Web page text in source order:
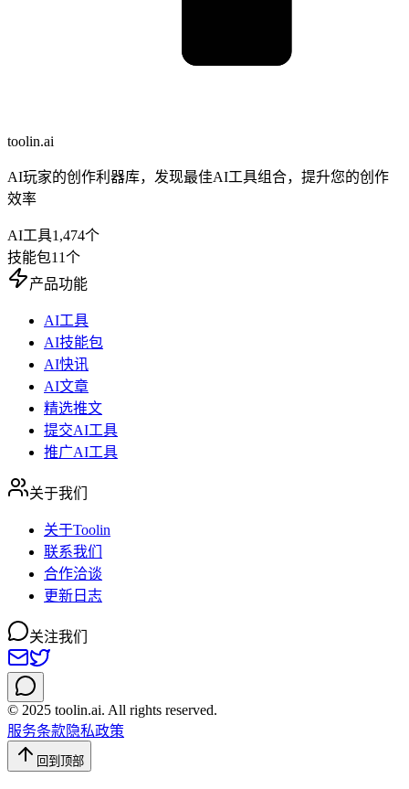
toolin.ai
AI玩家的创作利器库，发现最佳AI工具组合，提升您的创作
效率
AI工具1,474个
技能包11个
产品功能
AI工具
AI技能包
AI快讯
AI文章
精选推文
提交AI工具
推广AI工具
关于我们
关于Toolin
联系我们
合作洽谈
更新日志
关注我们
© 2025 toolin.ai. All rights reserved.
服务条款隐私政策
回到顶部